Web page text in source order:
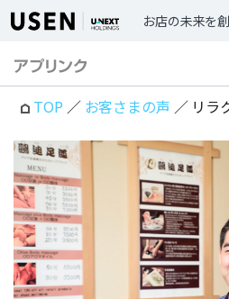
お店の未来を
TOP ／ お客さまの声 ／ リラ